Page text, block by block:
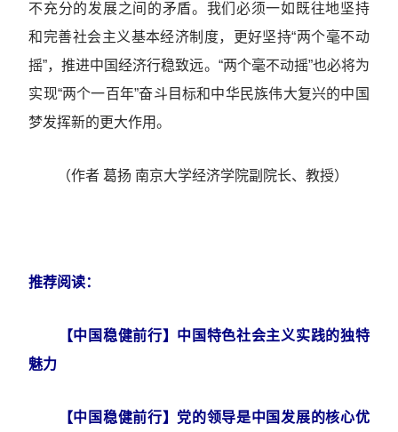
不充分的发展之间的矛盾。我们必须一如既往地坚持
和完善社会主义基本经济制度，更好坚持“两个毫不动
摇”，推进中国经济行稳致远。“两个毫不动摇”也必将为
实现“两个一百年”奋斗目标和中华民族伟大复兴的中国
梦发挥新的更大作用。
（作者 葛扬 南京大学经济学院副院长、教授）
推荐阅读：
【中国稳健前行】中国特色社会主义实践的独特
魅力
【中国稳健前行】党的领导是中国发展的核心优